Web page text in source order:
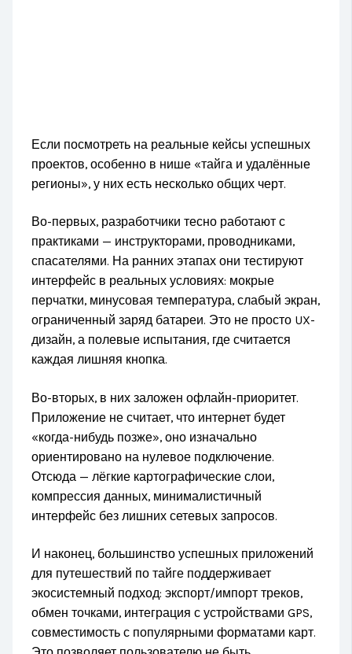
Если посмотреть на реальные кейсы успешных
проектов, особенно в нише «тайга и удалённые
регионы», у них есть несколько общих черт.
Во-первых, разработчики тесно работают с
практиками — инструкторами, проводниками,
спасателями. На ранних этапах они тестируют
интерфейс в реальных условиях: мокрые
перчатки, минусовая температура, слабый экран,
ограниченный заряд батареи. Это не просто UX-
дизайн, а полевые испытания, где считается
каждая лишняя кнопка.
Во-вторых, в них заложен офлайн-приоритет.
Приложение не считает, что интернет будет
«когда-нибудь позже», оно изначально
ориентировано на нулевое подключение.
Отсюда — лёгкие картографические слои,
компрессия данных, минималистичный
интерфейс без лишних сетевых запросов.
И наконец, большинство успешных приложений
для путешествий по тайге поддерживает
экосистемный подход: экспорт/импорт треков,
обмен точками, интеграция с устройствами GPS,
совместимость с популярными форматами карт.